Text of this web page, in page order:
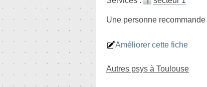
Une personne recommande
Améliorer cette fiche
Autres psys à Toulouse